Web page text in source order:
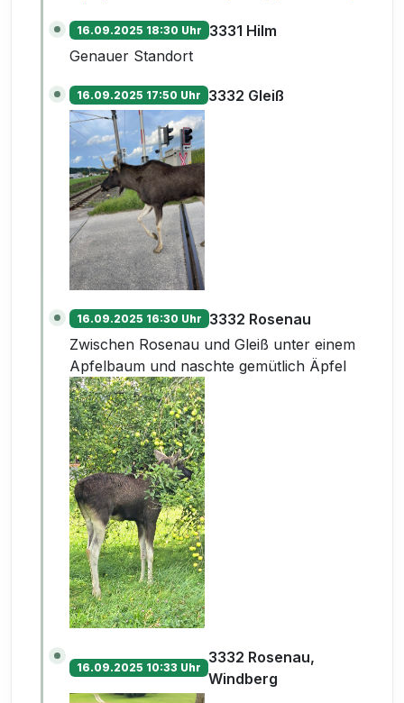
16.09.2025 18:30 Uhr 3331 Hilm
Genauer Standort
16.09.2025 17:50 Uhr 3332 Gleiß
16.09.2025 16:30 Uhr 3332 Rosenau
Zwischen Rosenau und Gleiß unter einem
Apfelbaum und naschte gemütlich Äpfel
16.09.2025 10:33 Uhr
3332 Rosenau,
Windberg